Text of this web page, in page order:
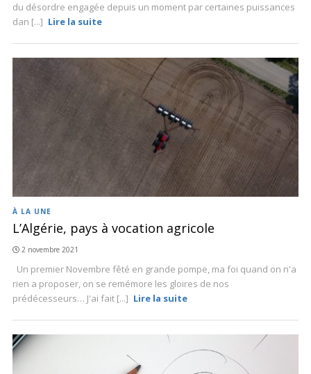
du désordre engagée depuis un moment par certaines puissances
dan [...] Lire la suite
À LA UNE
L’Algérie, pays à vocation agricole
2 novembre 2021
Un premier Novembre fêté en grande pompe, ma foi quand on n'a
rien a proposer, on se remémore les gloires de nos
prédécesseurs… J'ai fait [...] Lire la suite